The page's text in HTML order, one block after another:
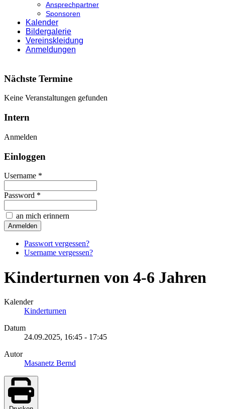
Ansprechpartner
Sponsoren
Kalender
Bildergalerie
Vereinskleidung
Anmeldungen
Nächste Termine
Keine Veranstaltungen gefunden
Intern
Anmelden
Einloggen
Username *
Password *
an mich erinnern
Passwort vergessen?
Username vergessen?
Kinderturnen von 4-6 Jahren
Kalender
Kinderturnen
Datum
24.09.2025, 16:45 - 17:45
Autor
Masanetz Bernd